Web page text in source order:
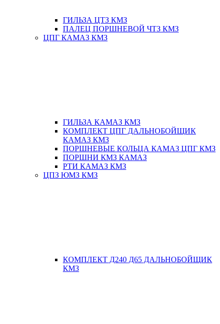
ГИЛЬЗА ЦТЗ КМЗ
ПАЛЕЦ ПОРШНЕВОЙ ЧТЗ КМЗ
ЦПГ КАМАЗ КМЗ
ГИЛЬЗА КАМАЗ КМЗ
КОМПЛЕКТ ЦПГ ДАЛЬНОБОЙЩИК
КАМАЗ КМЗ
ПОРШНЕВЫЕ КОЛЬЦА КАМАЗ ЦПГ КМЗ
ПОРШНИ КМЗ КАМАЗ
РТИ КАМАЗ КМЗ
ЦПЗ ЮМЗ КМЗ
КОМПЛЕКТ Д240 Д65 ДАЛЬНОБОЙЩИК
КМЗ